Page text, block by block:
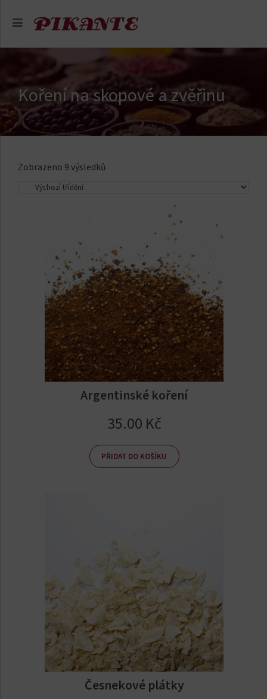
Koření na skopové a zvěřinu
Zobrazeno 9 výsledků
Argentinské koření
35.00 Kč
PŘIDAT DO KOŠÍKU
Česnekové plátky